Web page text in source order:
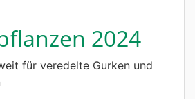
2024
für veredelte Gurken und